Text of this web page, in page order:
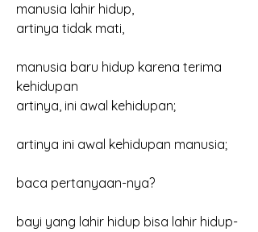
manusia lahir hidup,
artinya tidak mati,
manusia baru hidup karena terima
kehidupan
artinya, ini awal kehidupan;
artinya ini awal kehidupan manusia;
baca pertanyaan-nya?
bayi yang lahir hidup bisa lahir hidup-